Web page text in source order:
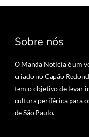
Sobre nós
O Manda Notícia é um
criado no Capão
tem o objetivo de levar
cultura periférica para
de São Paulo.